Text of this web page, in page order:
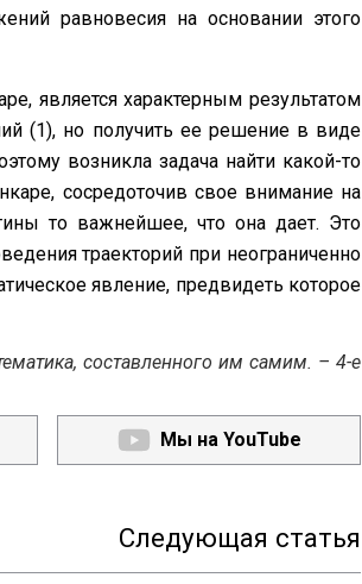
равновесия на основании этого
является характерным результатом
(1), но получить ее решение в виде
возникла задача найти какой-то
сосредоточив свое внимание на
то важнейшее, что она дает. Это
траекторий при неограниченно
явление, предвидеть которое
составленного им самим. – 4-е
Мы на YouTube
Следующая статья